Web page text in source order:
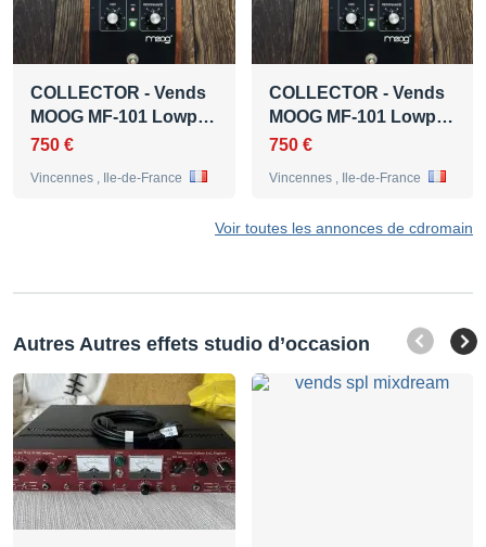
COLLECTOR - Vends
MOOG MF-101 Lowp…
750 €
Vincennes , Ile-de-France
COLLECTOR - Vends
MOOG MF-101 Lowp…
750 €
Vincennes , Ile-de-France
Voir toutes les annonces de cdromain
Autres Autres effets studio d’occasion